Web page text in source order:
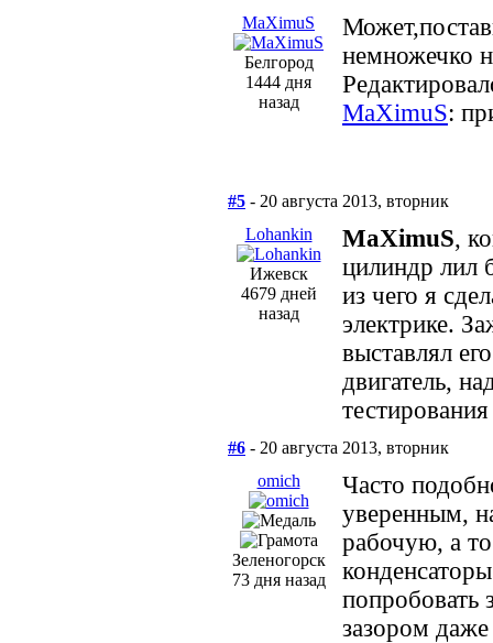
MaXimuS
Белгород
1444 дня
назад
немножечко
MaXimuS:
#5 - 20 августа 2013, вторник
Lohankin
Ижевск
4679 дней
назад
MaXimuS,
цилиндр лил
из чего я
электрике.
выставлял
двигатель,
#6 - 20 августа 2013, вторник
omich
Зеленогорск
73 дня назад
Часто
уверенным,
рабочую, а
попробовать
зазором